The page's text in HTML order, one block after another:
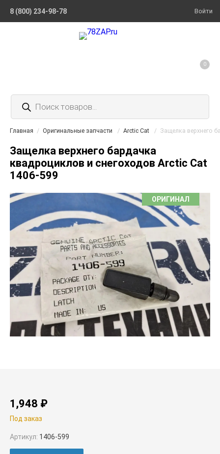
8 (800) 234-98-78 Войти
Поиск
товаров
0
Главная / Оригинальные запчасти / Arctic Cat / Защелка верхнего
Защелка верхнего бардачка
квадроциклов и снегоходов Arctic Cat
1406-599
ОРИГИНАЛ
1,948 ₽
Под заказ
Артикул: 1406-599